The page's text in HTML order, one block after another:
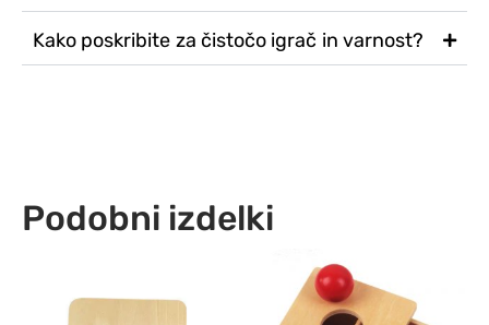
Kako poskribite za čistočo igrač in varnost?
Podobni izdelki